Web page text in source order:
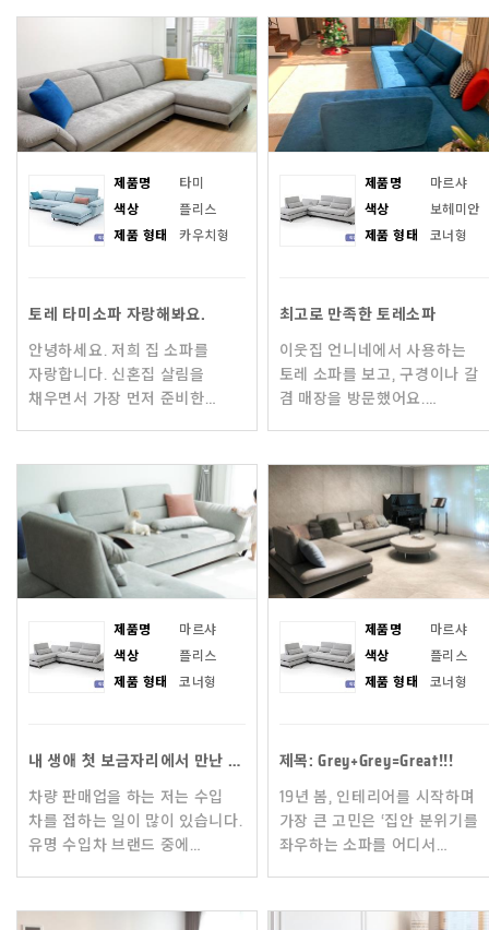
알칸타라 재질의 소파가 이곳에
아들을 못
제품명
타미
색상
플리스
제품 형태
카우치형
토레 타미소파 자랑해봐요.
안녕하세요. 저희 집 소파를
자랑합니다. 신혼집 살림을
채우면서 가장 먼저 준비한
브랜드라 망설임없이
구매했어요.
제품명
마르샤
색상
보헤미안
제품 형태
코너형
최고로 만족한 토레소파
이웃집 언니네에서 사용하는
토레 소파를 보고, 구경이나 갈
겸 매장을 방문했어요.
결정하더라구요. 배송을 받
제품명
마르샤
색상
플리스
제품 형태
코너형
내 생애 첫 보금자리에서 만난 알칸타라소파
차량 판매업을 하는 저는 수입
차를 접하는 일이 많이 있습니다.
유명 수입차 브랜드 중에
10년이 지났음에도 불구하
제품명
마르샤
색상
플리스
제품 형태
코너형
제목: Grey+Grey=Great!!!
19년 봄, 인테리어를 시작하며
가장 큰 고민은 ‘집안 분위기를
좌우하는 소파를 어디서
브랜드별 제품